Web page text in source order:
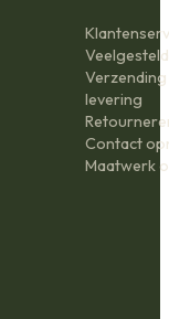
Verzending
levering
Contact
Maatwerk